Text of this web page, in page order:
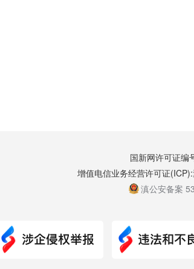
国新网许可证编
增值电信业务经营许可证(ICP):
滇公安备案